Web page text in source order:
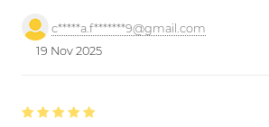
c*****a.f*******9@gmail.com
19 Nov 2025